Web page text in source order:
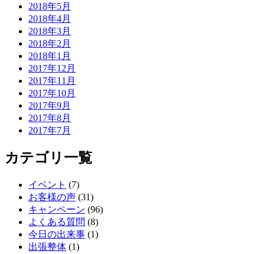
2018年5月
2018年4月
2018年3月
2018年2月
2018年1月
2017年12月
2017年11月
2017年10月
2017年9月
2017年8月
2017年7月
カテゴリ一覧
イベント (7)
お客様の声 (31)
キャンペーン (96)
よくある質問 (8)
今日の出来事 (1)
出張整体 (1)